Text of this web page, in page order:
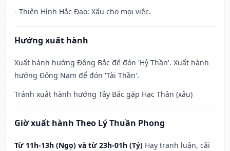
- Thiên Hình Hắc Đạo: Xấu cho mọi việc.
Hướng xuất hành
Xuất hành hướng Đông Bắc để đón 'Hỷ Thần'. Xuất hành
hướng Đông Nam để đón 'Tài Thần'.
Tránh xuất hành hướng Tây Bắc gặp Hạc Thần (xấu)
Giờ xuất hành Theo Lý Thuần Phong
Từ 11h-13h (Ngọ) và từ 23h-01h (Tý) Hay tranh luận, cãi